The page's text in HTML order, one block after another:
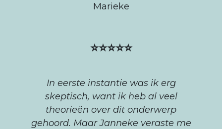
Marieke
⭐⭐⭐⭐⭐
In eerste instantie was ik erg
skeptisch, want ik heb al veel
theorieën over dit onderwerp
gehoord. Maar Janneke veraste me